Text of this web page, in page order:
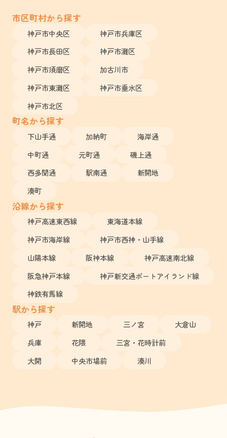
市区町村から探す
神戸市中央区
神戸市兵庫区
神戸市長田区
神戸市灘区
神戸市須磨区
加古川市
神戸市東灘区
神戸市垂水区
神戸市北区
町名から探す
下山手通 加納町
海岸通
中町通
元町通
磯上通
西多聞通
駅南通
新開地
湊町
沿線から探す
神戸高速東西線
東海道本線
神戸市海岸線
神戸市西神・山手線
山陽本線
阪神本線
神戸高速南北線
阪急神戸本線
神戸新交通ポートアイランド線
神鉄有馬線
駅から探す
神戸 新開地 三ノ宮
大倉山
兵庫
花隈
三宮・花時計前
大開
中央市場前 湊川